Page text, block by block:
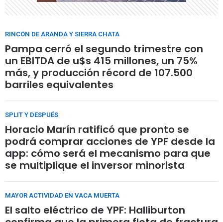
RINCÓN DE ARANDA Y SIERRA CHATA
Pampa cerró el segundo trimestre con
un EBITDA de u$s 415 millones, un 75%
más, y producción récord de 107.500
barriles equivalentes
SPLIT Y DESPUÉS
Horacio Marín ratificó que pronto se
podrá comprar acciones de YPF desde la
app: cómo será el mecanismo para que
se multiplique el inversor minorista
MAYOR ACTIVIDAD EN VACA MUERTA
El salto eléctrico de YPF: Halliburton